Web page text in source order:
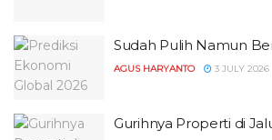
Sudah Pulih Namun
AGUS HARYANTO 3 JULY 2026
Gurihnya Properti di